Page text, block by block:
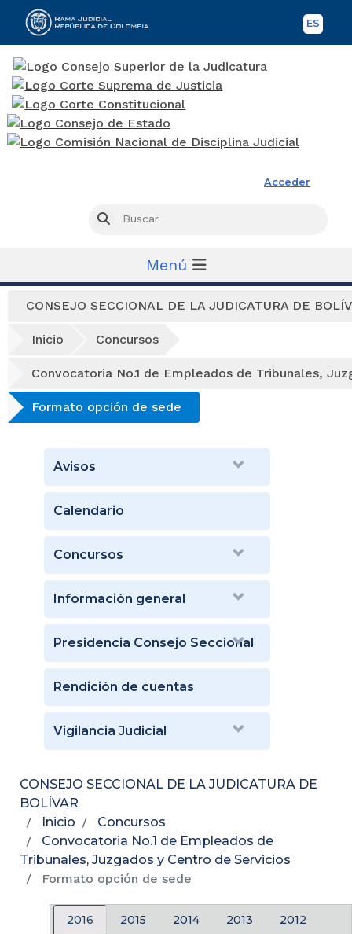
ES
Acceder
Buscar
Menú
CONSEJO SECCIONAL DE LA JUDICATURA DE
Inicio Concursos
Convocatoria No.1 de Empleados de Tribunales,
Formato opción de sede
Avisos
Calendario
Concursos
Información general
Presidencia Consejo Seccional
Rendición de cuentas
Vigilancia Judicial
CONSEJO SECCIONAL DE LA JUDICATURA DE
BOLÍVAR
Inicio
Concursos
Convocatoria No.1 de Empleados de
Tribunales, Juzgados y Centro de Servicios
Formato opción de sede
2016 2015 2014 2013 2012